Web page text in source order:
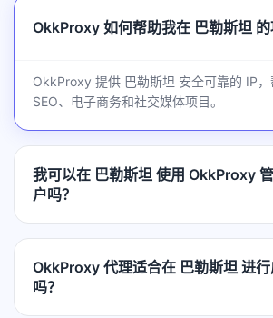
OkkProxy 如何帮助我在 巴勒斯坦 的
OkkProxy 提供 巴勒斯坦 安全可靠的 IP
SEO、电子商务和社交媒体项目。
我可以在 巴勒斯坦 使用 OkkProxy
户吗？
OkkProxy 代理适合在 巴勒斯坦 进
吗？